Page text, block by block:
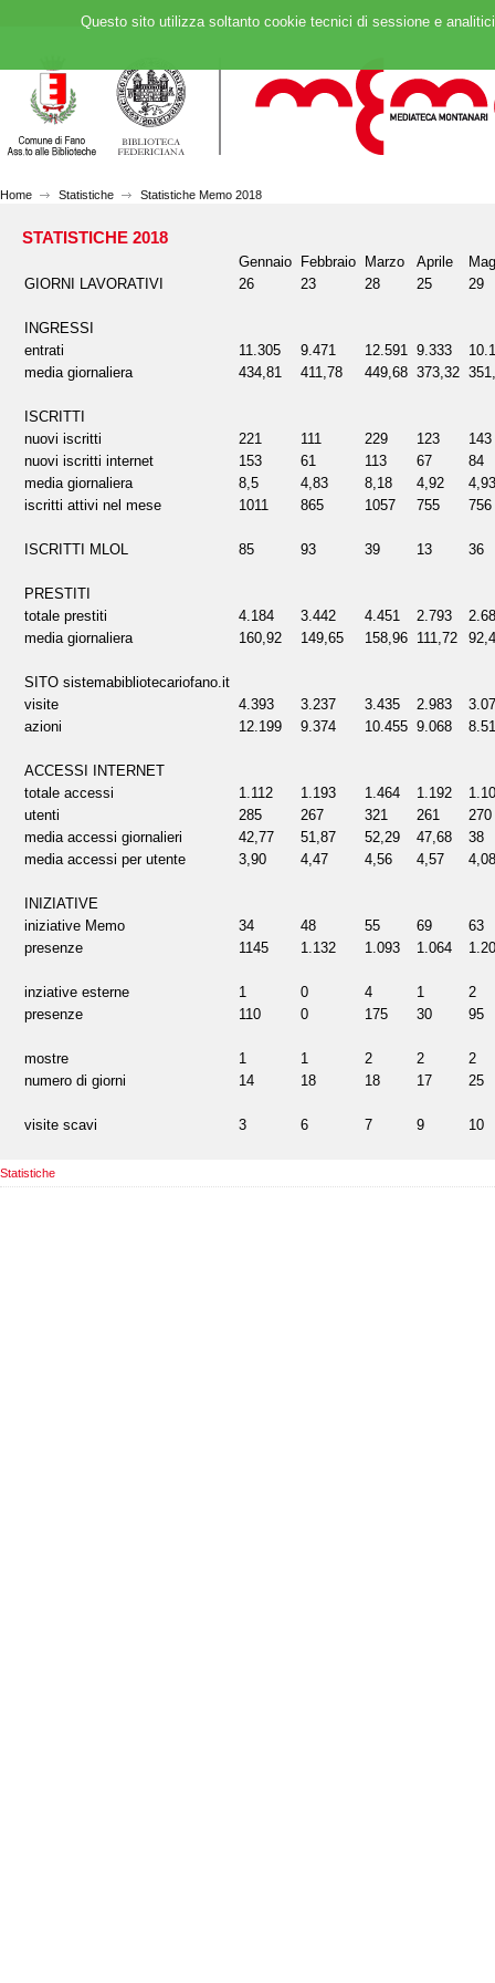
Home Statistiche Statistiche Memo 2018
STATISTICHE 2018
Gennaio Febbraio Marzo Aprile
GIORNI LAVORATIVI
26 23 28 25 29
INGRESSI
entrati
11.305 9.471 12.591 9.333
media giornaliera
434,81 411,78 449,68 373,32
ISCRITTI
nuovi iscritti
221 111 229 123
143
nuovi iscritti internet
153 61 113 67
84
media giornaliera
8,5 4,83 8,18 4,92
4,93
iscritti attivi nel mese
1011 865 1057 755 756
ISCRITTI MLOL 85 93 39 13 36
PRESTITI
totale prestiti
4.184 3.442 4.451 2.793
media giornaliera
160,92 149,65 158,96 111,72
SITO sistemabibliotecariofano.it
visite
4.393 3.237 3.435 2.983
azioni
12.199 9.374 10.455 9.068
ACCESSI INTERNET
totale accessi
1.112 1.193 1.464 1.192
utenti
285 267 321 261
270
media accessi giornalieri
42,77 51,87 52,29 47,68
38
media accessi per utente
3,90 4,47 4,56 4,57 4,08
INIZIATIVE
iniziative Memo
34 48 55 69
63
presenze
1145 1.132 1.093 1.064
inziative esterne 1 0 4 1
2
presenze
110 0 175 30 95
mostre 1 1 2 2
2
numero di giorni
14 18 18 17 25
visite scavi 3 6 7 9 10
Statistiche
Questo sito utilizza soltanto cookie tecnici di sessione e